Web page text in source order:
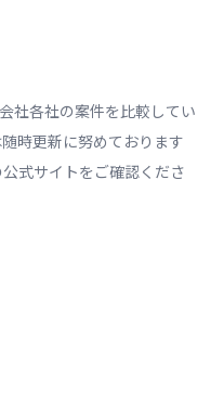
社各社の案件を比較してい
時更新に努めております
式サイトをご確認くださ